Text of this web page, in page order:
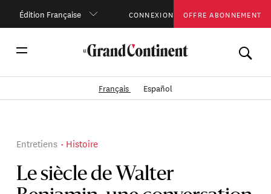
Édition Française CONNEXION OFFRE ABONNEMENT
Français Español
Le siècle de Walter
Entretiens Histoire